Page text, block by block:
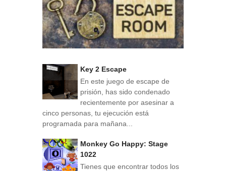
Key 2 Escape
En este juego de escape de
prisión, has sido condenado
recientemente por asesinar a
cinco personas, tu ejecución está
programada para mañana...
Monkey Go Happy: Stage
1022
Tienes que encontrar todos los